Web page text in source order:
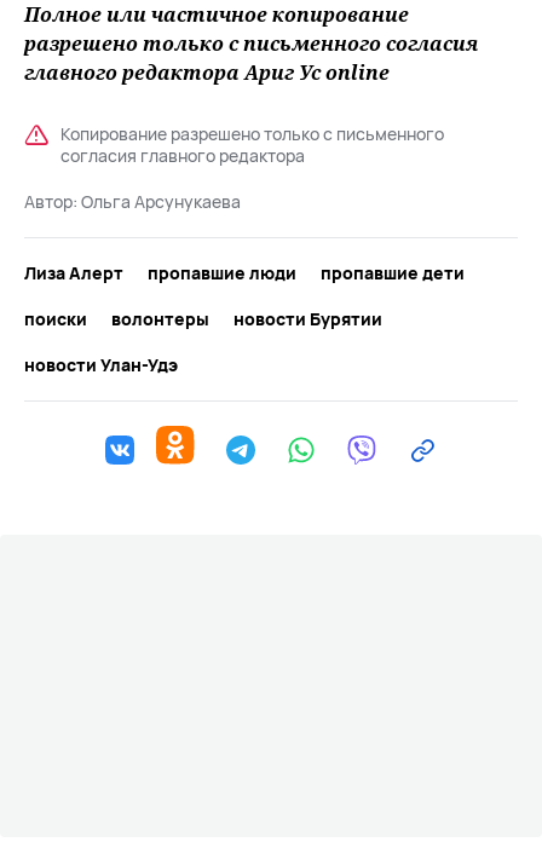
Полное или частичное копирование
разрешено только с письменного согласия
главного редактора Ариг Ус online
Копирование разрешено только с письменного
согласия главного редактора
Автор: Ольга Арсунукаева
Лиза Алерт пропавшие люди
пропавшие дети
поиски
волонтеры
новости Бурятии
новости Улан-Удэ